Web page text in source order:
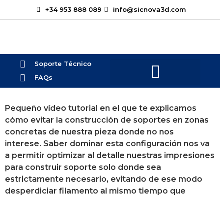
+34 953 888 089 info@sicnova3d.com
Soporte Técnico
FAQs
Pequeño vídeo tutorial en el que te explicamos
cómo evitar la construcción de soportes en zonas
concretas de nuestra pieza donde no nos
interese. Saber dominar esta configuración nos va
a permitir optimizar al detalle nuestras impresiones
para construir soporte solo donde sea
estrictamente necesario, evitando de ese modo
desperdiciar filamento al mismo tiempo que